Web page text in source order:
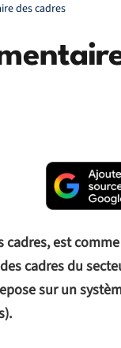
des cadres
cadres, est
cadres du
sur un